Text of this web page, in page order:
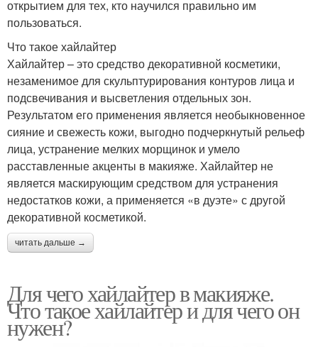
открытием для тех, кто научился правильно им
пользоваться.
Что такое хайлайтер
Хайлайтер – это средство декоративной косметики,
незаменимое для скульптурирования контуров лица и
подсвечивания и высветления отдельных зон.
Результатом его применения является необыкновенное
сияние и свежесть кожи, выгодно подчеркнутый рельеф
лица, устранение мелких морщинок и умело
расставленные акценты в макияже. Хайлайтер не
является маскирующим средством для устранения
недостатков кожи, а применяется «в дуэте» с другой
декоративной косметикой.
читать дальше →
Для чего хайлайтер в макияже.
Что такое хайлайтер и для чего он
нужен?